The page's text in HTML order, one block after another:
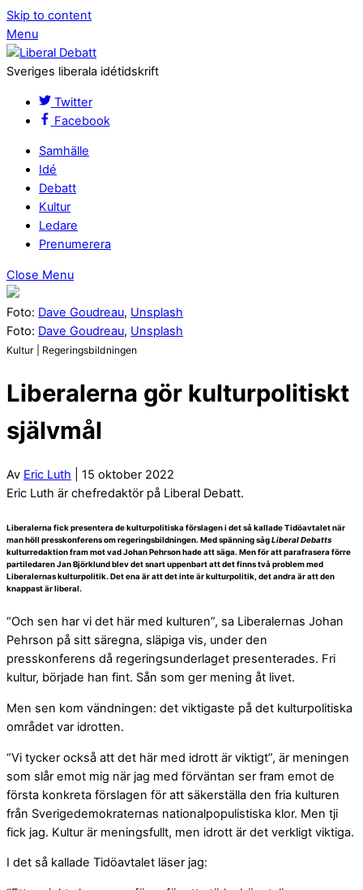
Skip to content
Menu
Sveriges liberala idétidskrift
Twitter
Facebook
Samhälle
Idé
Debatt
Kultur
Ledare
Prenumerera
Close Menu
Foto: Dave Goudreau, Unsplash
Foto: Dave Goudreau, Unsplash
Kultur | Regeringsbildningen
Liberalerna gör kulturpolitiskt
självmål
Av Eric Luth | 15 oktober 2022
Eric Luth är chefredaktör på Liberal Debatt.
Liberalerna fick presentera de kulturpolitiska förslagen i det så kallade Tidöavtalet när
man höll presskonferens om regeringsbildningen. Med spänning sågLiberal Debatts
kulturredaktion fram mot vad Johan Pehrson hade att säga. Men för att parafrasera förre
partiledaren Jan Björklund blev det snart uppenbart att det finns två problem med
Liberalernas kulturpolitik. Det ena är att det inte är kulturpolitik, det andra är att den
knappast är liberal.
“Och sen har vi det här med kulturen”, sa Liberalernas Johan
Pehrson på sitt säregna, släpiga vis, under den
presskonferens då regeringsunderlaget presenterades. Fri
kultur, började han fint. Sån som ger mening åt livet.
Men sen kom vändningen: det viktigaste på det kulturpolitiska
området var idrotten.
“Vi tycker också att det här med idrott är viktigt”, är meningen
som slår emot mig när jag med förväntan ser fram emot de
första konkreta förslagen för att säkerställa den fria kulturen
från Sverigedemokraternas nationalpopulistiska klor. Men tji
fick jag. Kultur är meningsfullt, men idrott är det verkligt viktiga.
I det så kallade Tidöavtalet läser jag: